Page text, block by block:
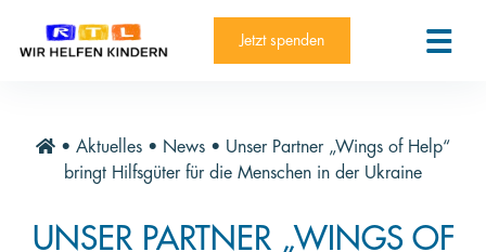
RTL-Spendenmarathon 2025
News
Informieren
Kontakt
Jetzt spenden
• Aktuelles • News • Unser Partner „Wings of Help“
bringt Hilfsgüter für die Menschen in der Ukraine
UNSER PARTNER „WINGS OF